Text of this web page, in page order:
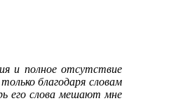
и полное отсутствие
благодаря словам
его слова мешают мне